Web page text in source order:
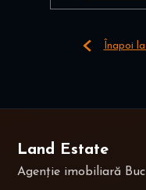
Înapoi
Land Estate
Agenție imobiliară